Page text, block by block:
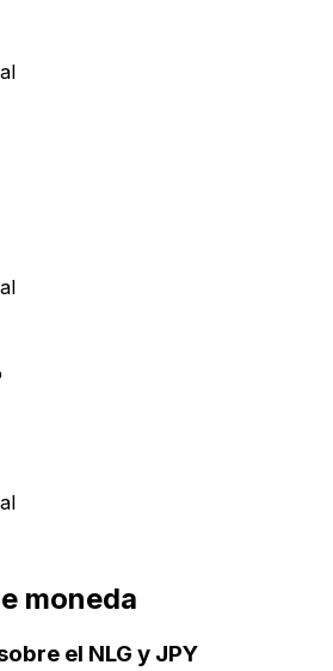
moneda
el NLG y JPY